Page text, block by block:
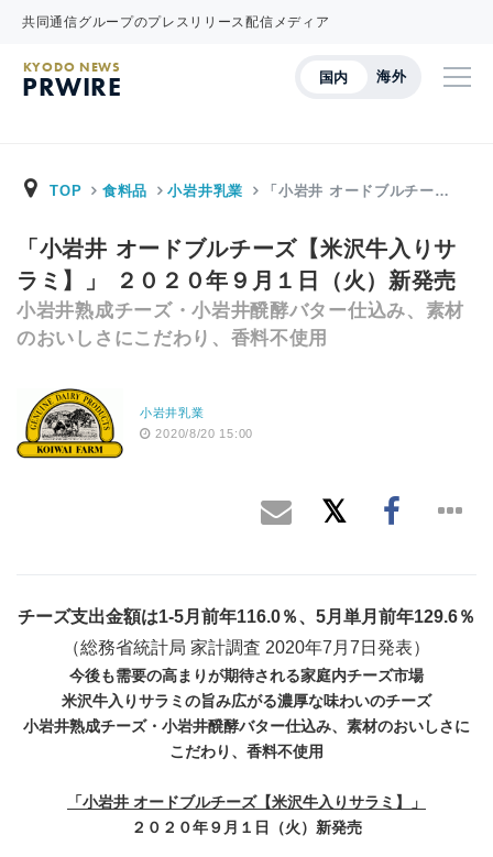
共同通信グループのプレスリリース配信メディア
国内 海外
KYODO NEWS
PRWIRE
TOP 食料品 小岩井乳業 「小岩井 オードブルチー…
「小岩井 オードブルチーズ【米沢牛入りサ
ラミ】」 ２０２０年９月１日（火）新発売
小岩井熟成チーズ・小岩井醗酵バター仕込み、素材
のおいしさにこだわり、香料不使用
小岩井乳業
2020/8/20 15:00
チーズ支出金額は1-5月前年116.0％、 5月単月前年129.6％
（総務省統計局 家計調査 2020年7月7日発表）
今後も需要の高まりが期待される家庭内チーズ市場
米沢牛入りサラミの旨み広がる濃厚な味わいのチーズ
小岩井熟成チーズ・小岩井醗酵バター仕込み、素材のおいしさに
こだわり、香料不使用
「小岩井 オードブルチーズ【米沢牛入りサラミ】」
２０２０年９月１日（火）新発売